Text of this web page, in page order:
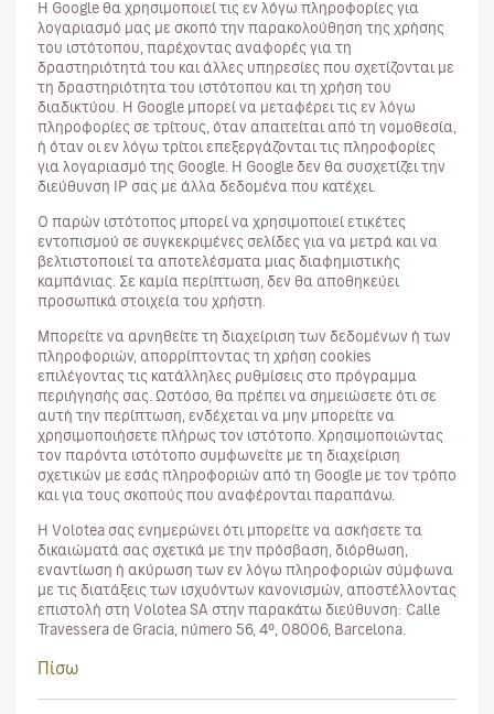
Η Google θα χρησιμοποιεί τις εν λόγω πληροφορίες για
λογαριασμό μας με σκοπό την παρακολούθηση της χρήσης
του ιστότοπου, παρέχοντας αναφορές για τη
δραστηριότητά του και άλλες υπηρεσίες που σχετίζονται με
τη δραστηριότητα του ιστότοπου και τη χρήση του
διαδικτύου. Η Google μπορεί να μεταφέρει τις εν λόγω
πληροφορίες σε τρίτους, όταν απαιτείται από τη νομοθεσία,
ή όταν οι εν λόγω τρίτοι επεξεργάζονται τις πληροφορίες
για λογαριασμό της Google. Η Google δεν θα συσχετίζει την
διεύθυνση ΙΡ σας με άλλα δεδομένα που κατέχει.
Ο παρών ιστότοπος μπορεί να χρησιμοποιεί ετικέτες
εντοπισμού σε συγκεκριμένες σελίδες για να μετρά και να
βελτιστοποιεί τα αποτελέσματα μιας διαφημιστικής
καμπάνιας. Σε καμία περίπτωση, δεν θα αποθηκεύει
προσωπικά στοιχεία του χρήστη.
Μπορείτε να αρνηθείτε τη διαχείριση των δεδομένων ή των
πληροφοριών, απορρίπτοντας τη χρήση cookies
επιλέγοντας τις κατάλληλες ρυθμίσεις στο πρόγραμμα
περιήγησής σας. Ωστόσο, θα πρέπει να σημειώσετε ότι σε
αυτή την περίπτωση, ενδέχεται να μην μπορείτε να
χρησιμοποιήσετε πλήρως τον ιστότοπο. Χρησιμοποιώντας
τον παρόντα ιστότοπο συμφωνείτε με τη διαχείριση
σχετικών με εσάς πληροφοριών από τη Google με τον τρόπο
και για τους σκοπούς που αναφέρονται παραπάνω.
Η Volotea σας ενημερώνει ότι μπορείτε να ασκήσετε τα
δικαιώματά σας σχετικά με την πρόσβαση, διόρθωση,
εναντίωση ή ακύρωση των εν λόγω πληροφοριών σύμφωνα
με τις διατάξεις των ισχυόντων κανονισμών, αποστέλλοντας
επιστολή στη Volotea SA στην παρακάτω διεύθυνση: Calle
Travessera de Gracia, número 56, 4º, 08006, Barcelona.
Πίσω